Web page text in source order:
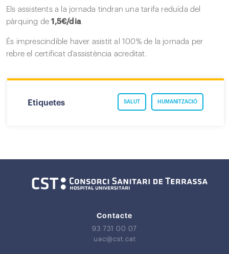
Els assistents a la jornada tindran una tarifa reduïda del
pàrquing de1,5€/dia.
És imprescindible haver asistit al 100% de la jornada per
rebre el certificat d’assistència acreditat.
Etiquetes HUMANITZACIÓ
SALUT
Contacte
93 731 00 07
uac@cst.cat